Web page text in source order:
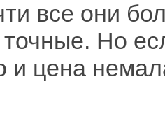
все они
Но
и цена